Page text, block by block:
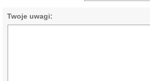
Twoje uwagi: